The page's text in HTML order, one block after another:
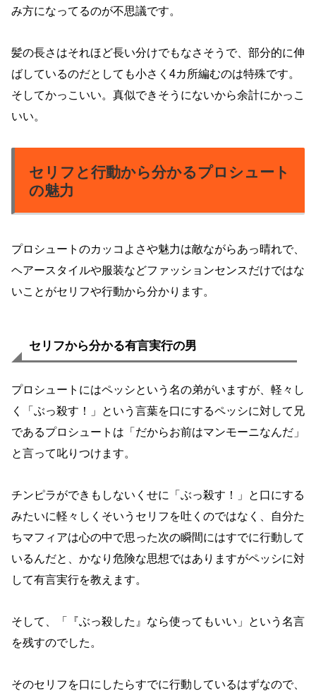
み方になってるのが不思議です。
髪の長さはそれほど長い分けでもなさそうで、部分的に伸
ばしているのだとしても小さく4カ所編むのは特殊です。
そしてかっこいい。真似できそうにないから余計にかっこ
いい。
セリフと行動から分かるプロシュート
の魅力
プロシュートのカッコよさや魅力は敵ながらあっ晴れで、
ヘアースタイルや服装などファッションセンスだけではな
いことがセリフや行動から分かります。
セリフから分かる有言実行の男
プロシュートにはペッシという名の弟がいますが、軽々し
く「ぶっ殺す！」という言葉を口にするペッシに対して兄
であるプロシュートは「だからお前はマンモーニなんだ」
と言って叱りつけます。
チンピラができもしないくせに「ぶっ殺す！」と口にする
みたいに軽々しくそいうセリフを吐くのではなく、自分た
ちマフィアは心の中で思った次の瞬間にはすでに行動して
いるんだと、かなり危険な思想ではありますがペッシに対
して有言実行を教えます。
そして、「『ぶっ殺した』なら使ってもいい」という名言
を残すのでした。
そのセリフを口にしたらすでに行動しているはずなので、